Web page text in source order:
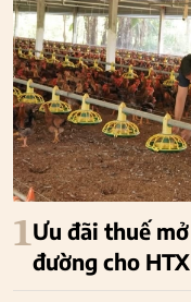
1Ưu đãi thuế
đường cho